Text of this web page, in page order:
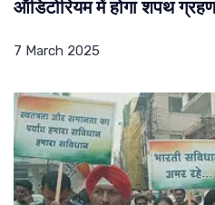
ऑडिटोरियम में होगा शपथ
7 March 2025